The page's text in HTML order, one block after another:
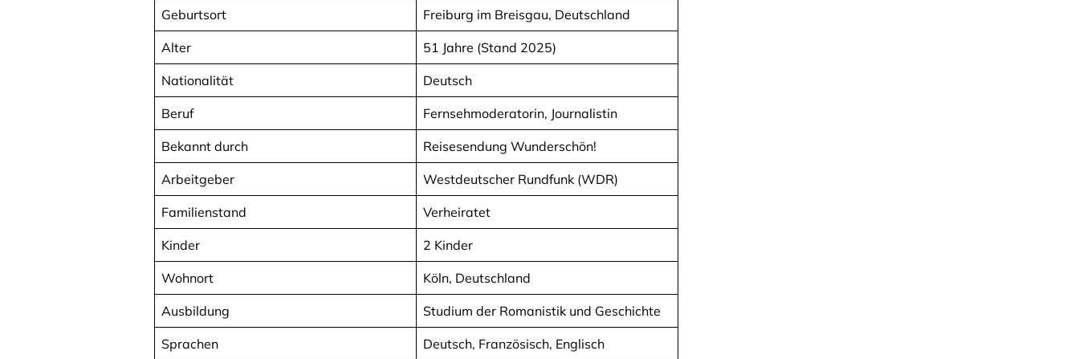
Geburtsort Freiburg im Breisgau, Deutschland
Alter 51 Jahre (Stand 2025)
Nationalität Deutsch
Beruf Fernsehmoderatorin, Journalistin
Bekannt durch Reisesendung Wunderschön!
Arbeitgeber Westdeutscher Rundfunk (WDR)
Familienstand Verheiratet
Kinder 2 Kinder
Wohnort Köln, Deutschland
Ausbildung Studium der Romanistik und Geschichte
Sprachen Deutsch, Französisch, Englisch